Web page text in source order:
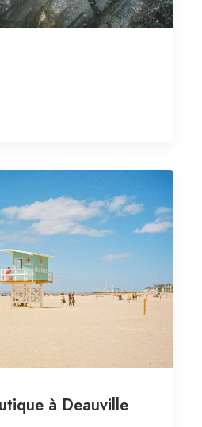
à Deauville